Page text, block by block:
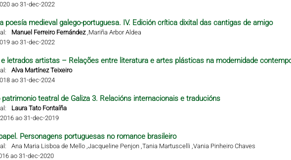
ao 31-dec-2022
poesía medieval galego-portuguesa. IV. Edición crítica dixital das cantigas de amigo
Manuel Ferreiro Fernández,Mariña Arbor Aldea
ao 31-dec-2022
letrados artistas – Relações entre literatura e artes plásticas na modernidade
Alva Martínez Teixeiro
ao 31-dec-2024
teatral de Galiza 3. Relacións internacionais e traducións
Laura Tato Fontaíña
ao 31-dec-2019
Personagens portuguesas no romance brasileiro
Ana Maria Lisboa de Mello ,Jacqueline Penjon ,Tania Martuscelli ,Vania Pinheiro Chaves
ao 31-dec-2020